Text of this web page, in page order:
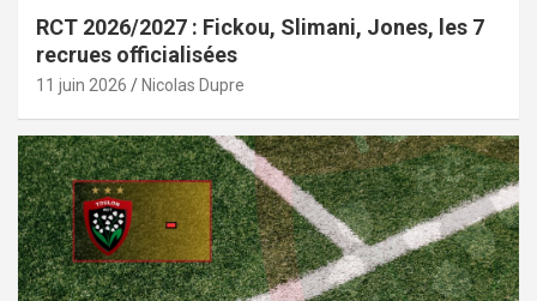
RCT 2026/2027 : Fickou, Slimani, Jones, les 7
recrues officialisées
11 juin 2026 Nicolas Dupre